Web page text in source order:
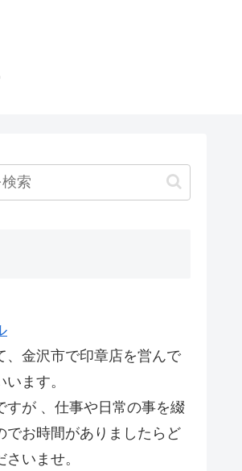
、金沢市で印章店を営んで
ます。
すが 、仕事や日常の事を綴
でお時間がありましたらど
いませ。